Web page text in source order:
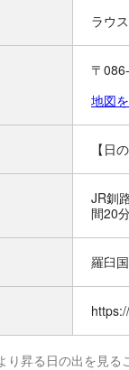
ラウ
〒
地図
【日
JR釧
間20
羅臼
昇る日の出を見る